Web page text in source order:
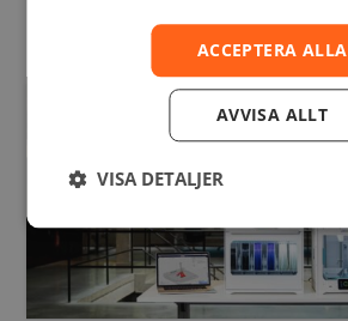
ACCEPTERA ALLA
AVVISA ALLT
VISA DETALJER